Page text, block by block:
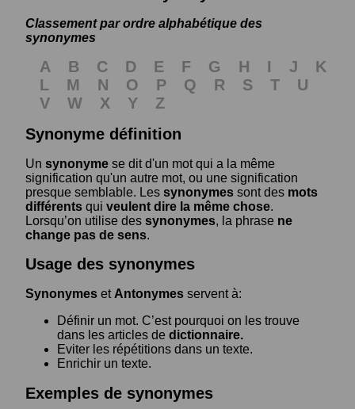
Classement par ordre alphabétique des
synonymes
A B C D E F G H I J
K
L
M N O P Q R S T
U
V
W X Y
Z
Synonyme définition
Un synonyme se dit d'un mot qui a la même
signification qu'un autre mot, ou une signification
presque semblable. Les synonymes sont des mots
différents qui veulent dire la même chose.
Lorsqu’on utilise des synonymes, la phrase ne
change pas de sens.
Usage des synonymes
Synonymes et Antonymes servent à:
Définir un mot. C’est pourquoi on les trouve
dans les articles de dictionnaire.
Eviter les répétitions dans un texte.
Enrichir un texte.
Exemples de synonymes